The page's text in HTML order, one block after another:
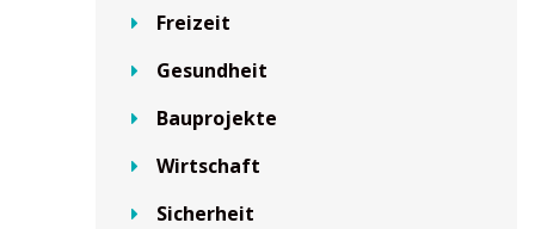
Freizeit
Gesundheit
Bauprojekte
Wirtschaft
Sicherheit